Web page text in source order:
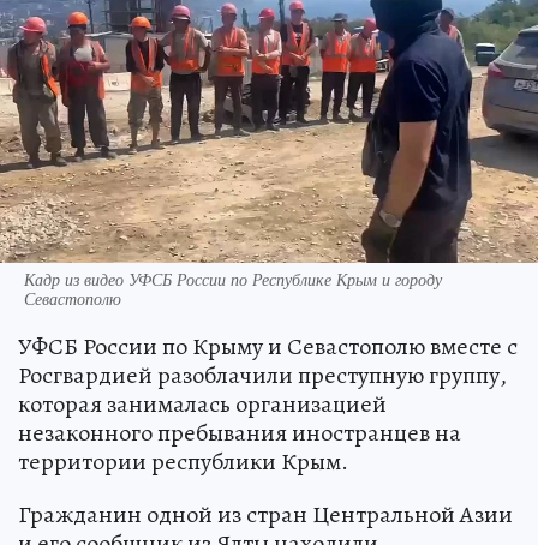
Кадр из видео УФСБ России по Республике Крым и городу
Севастополю
УФСБ России по Крыму и Севастополю вместе с
Росгвардией разоблачили преступную группу,
которая занималась организацией
незаконного пребывания иностранцев на
территории республики Крым.
Гражданин одной из стран Центральной Азии